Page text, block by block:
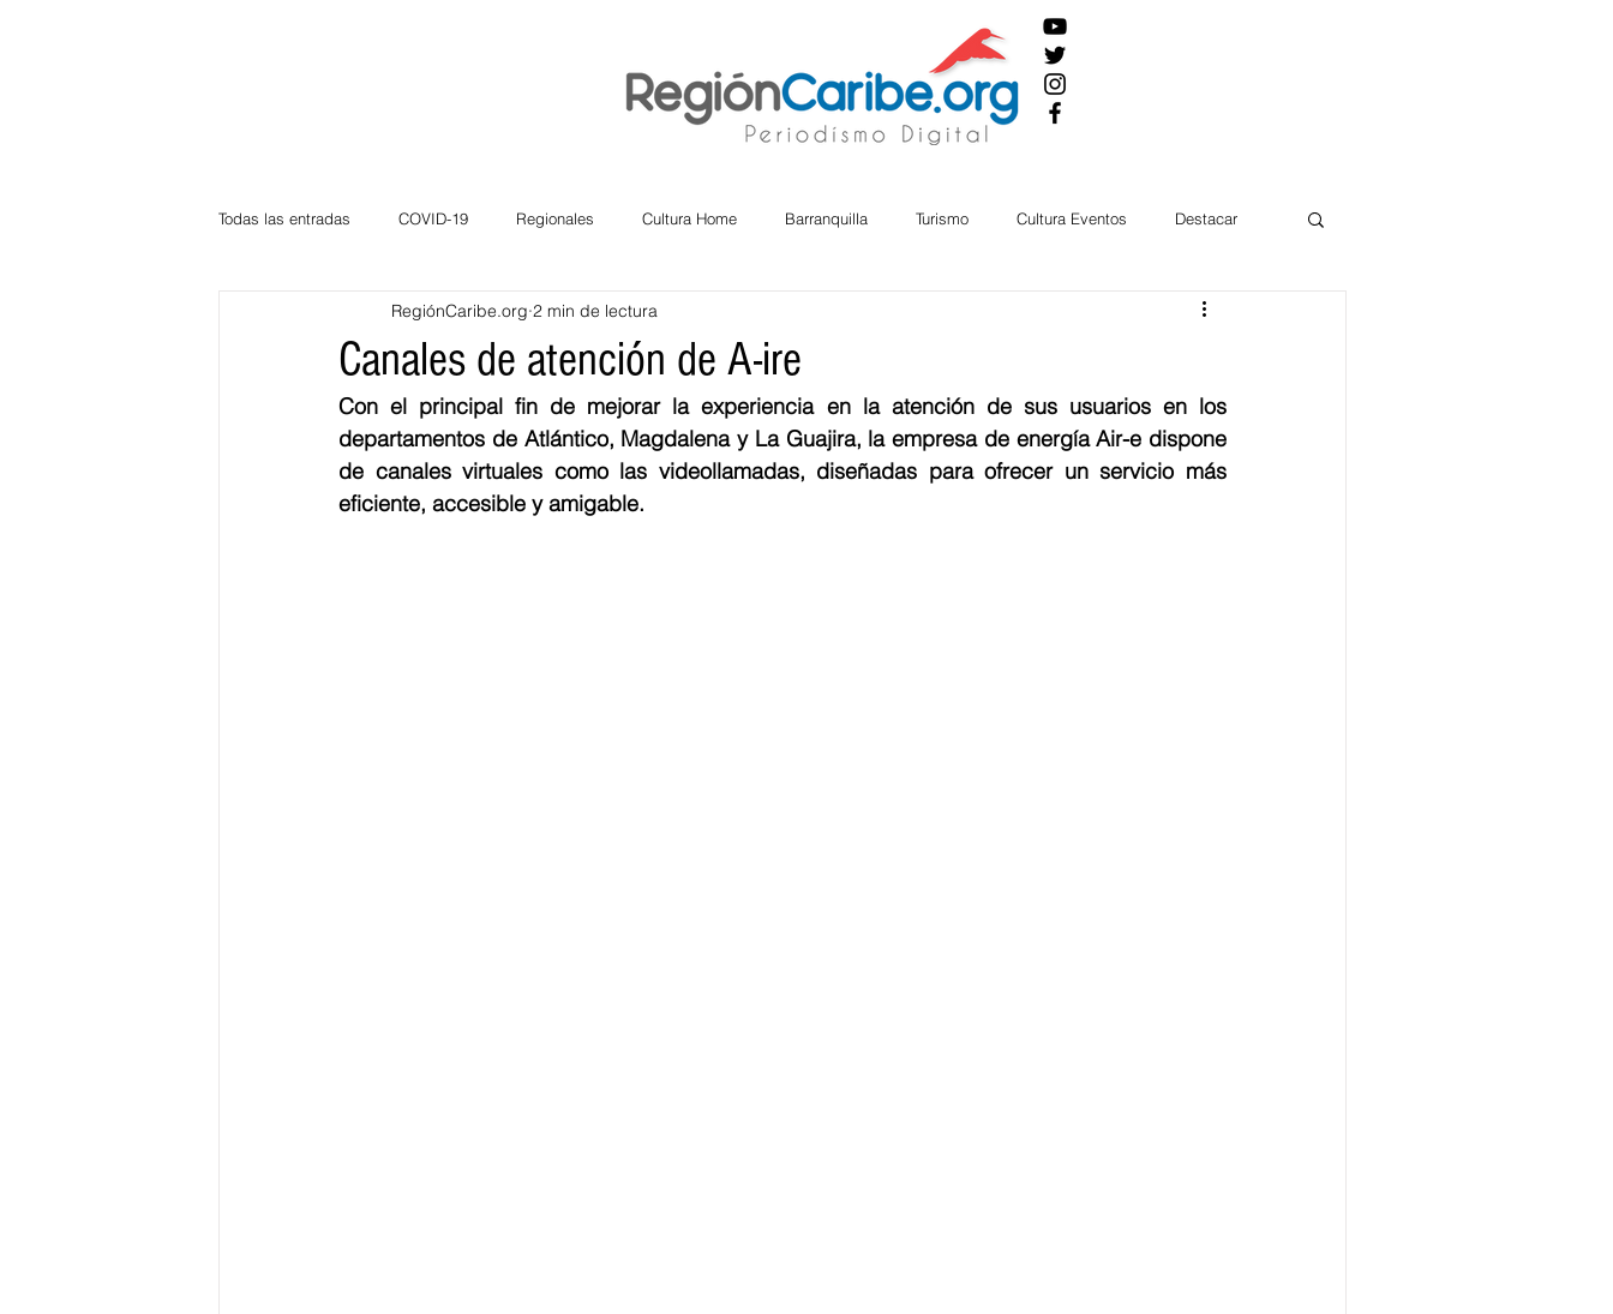
Todas las entradas COVID-19 Regionales Cultura Home Barranquilla Turismo Cultura Eventos Destacar
Atlántico La Guajira Cesar
Bloggeros Hermanos Mayores Economía RAP CARIBE Política Documentos Día 10/10 2017
Educación BID BIENESTAR
Canales de atención de A-ire
RegiónCaribe.org 2 min de lectura
Con el principal fin de mejorar la experiencia en la atención de sus usuarios en los
departamentos de Atlántico, Magdalena y La Guajira, la empresa de energía Air-e dispone
de canales virtuales como las videollamadas, diseñadas para ofrecer un servicio más
eficiente, accesible y amigable.